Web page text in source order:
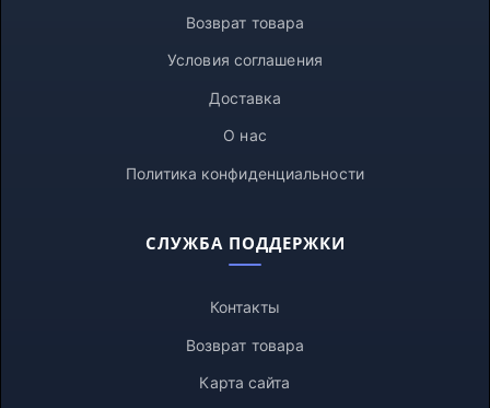
Возврат товара
Условия соглашения
Доставка
О нас
Политика конфиденциальности
СЛУЖБА ПОДДЕРЖКИ
Контакты
Возврат товара
Карта сайта